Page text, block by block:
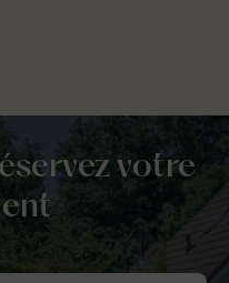
votre